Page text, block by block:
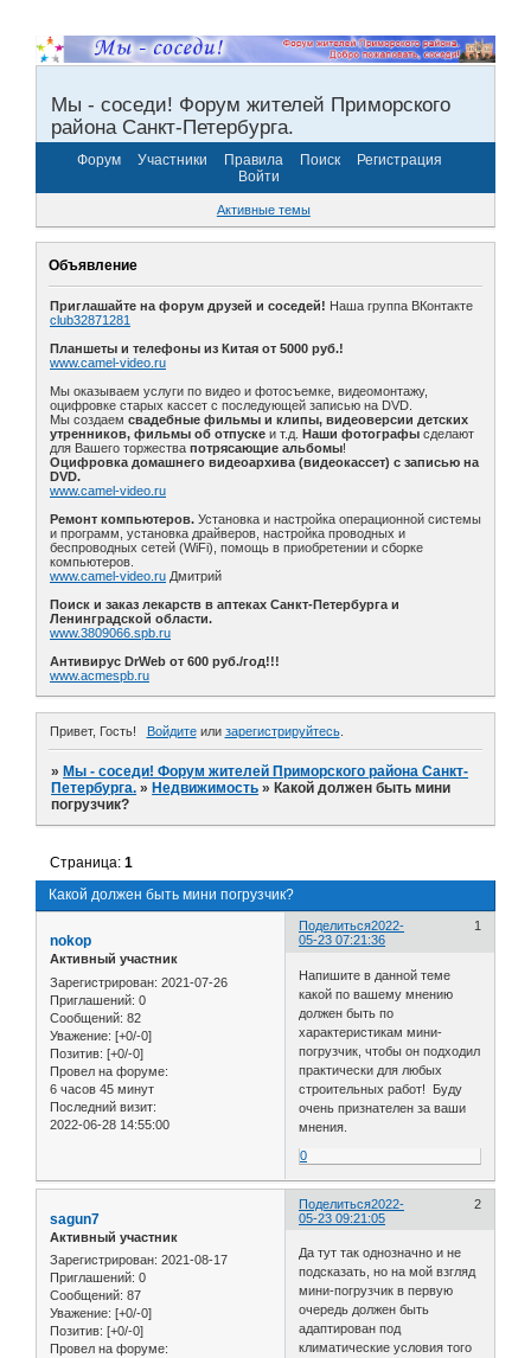
Мы - соседи! Форум жителей Приморского
района Санкт-Петербурга.
Форум Участники Правила Поиск
Регистрация
Войти
Активные темы
Объявление
Приглашайте на форум друзей и соседей! Наша группа ВКонтакте
club32871281
Планшеты и телефоны из Китая от 5000 руб.!
www.camel-video.ru
Мы оказываем услуги по видео и фотосъемке, видеомонтажу,
оцифровке старых кассет с последующей записью на DVD.
Мы создаем свадебные фильмы и клипы, видеоверсии детских
утренников, фильмы об отпуске и т.д. Наши фотографы сделают
для Вашего торжества потрясающие альбомы!
Оцифровка домашнего видеоархива (видеокассет) с записью на
DVD.
www.camel-video.ru
Ремонт компьютеров. Установка и настройка операционной системы
и программ, установка драйверов, настройка проводных и
беспроводных сетей (WiFi), помощь в приобретении и сборке
компьютеров.
www.camel-video.ru Дмитрий
Поиск и заказ лекарств в аптеках Санкт-Петербурга и
Ленинградской области.
www.3809066.spb.ru
Антивирус DrWeb от 600 руб./год!!!
www.acmespb.ru
Привет, Гость! Войдитеили зарегистрируйтесь.
» Мы - соседи! Форум жителей Приморского района Санкт-
Петербурга. » Недвижимость » Какой должен быть мини
погрузчик?
Какой должен быть мини погрузчик?
Страница:1
Поделиться 1
2022-
05-23 07:21:36
nokop
Активный участник
Зарегистрирован: 2021-07-26
Приглашений: 0
Сообщений: 82
Уважение: [+0/-0]
Позитив: [+0/-0]
Провел на форуме:
6 часов 45 минут
Последний визит:
2022-06-28 14:55:00
Напишите в данной теме
какой по вашему мнению
должен быть по
характеристикам мини-
погрузчик, чтобы он подходил
практически для любых
строительных работ! Буду
очень признателен за ваши
мнения.
0
Поделиться 2
2022-
05-23 09:21:05
sagun7
Активный участник
Зарегистрирован: 2021-08-17
Приглашений: 0
Сообщений: 87
Уважение: [+0/-0]
Позитив: [+0/-0]
Провел на форуме:
Да тут так однозначно и не
подсказать, но на мой взгляд
мини-погрузчик в первую
очередь должен быть
адаптирован под
климатические условия того